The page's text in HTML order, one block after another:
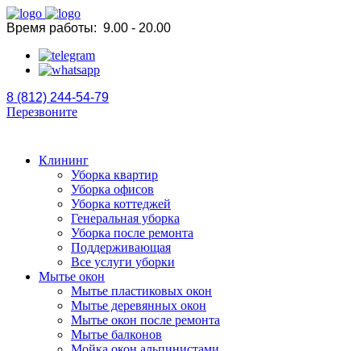
Время работы: 9.00 - 20.00
8 (812) 244-54-79
Перезвоните
Клининг
Уборка квартир
Уборка офисов
Уборка коттеджей
Генеральная уборка
Уборка после ремонта
Поддерживающая
Все услуги уборки
Мытье окон
Мытье пластиковых окон
Мытье деревянных окон
Мытье окон после ремонта
Мытье балконов